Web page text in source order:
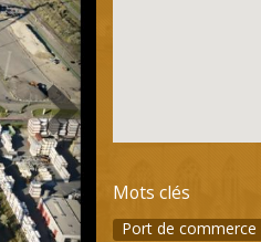
Mots clés
Port de commerce